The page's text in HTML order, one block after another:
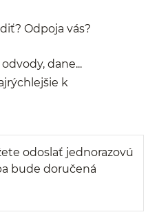
Odpoja vás?
dane...
k
odoslať jednorazovú
bude doručená